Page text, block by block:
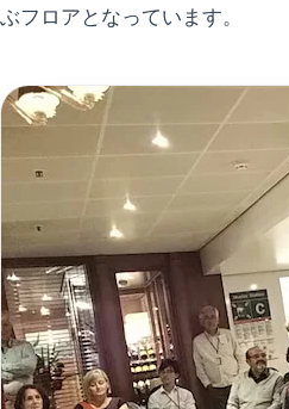
ぶフロアとなっています。